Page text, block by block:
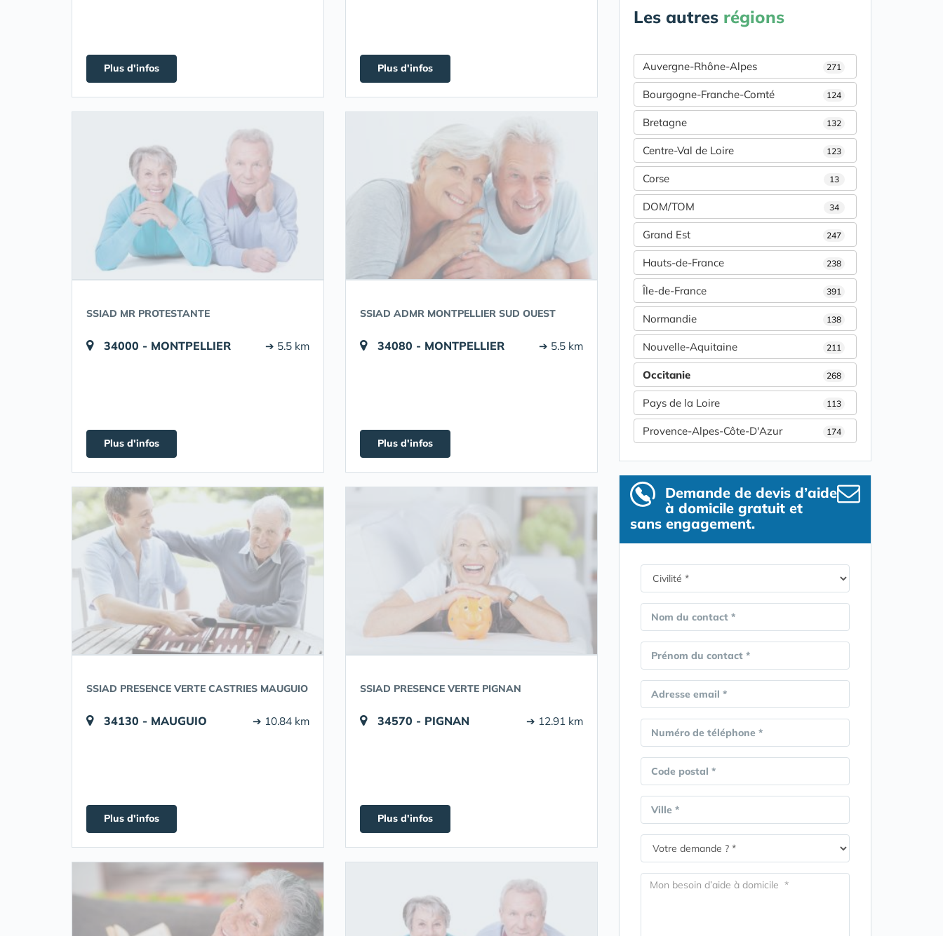
Plus d'infos Plus d'infos
SSIAD MR PROTESTANTE
34000 - MONTPELLIER ➔ 5.5 km
Plus d'infos
SSIAD ADMR MONTPELLIER SUD OUEST
34080 - MONTPELLIER ➔ 5.5 km
Plus d'infos
SSIAD PRESENCE VERTE CASTRIES MAUGUIO
34130 - MAUGUIO ➔ 10.84 km
Plus d'infos
SSIAD PRESENCE VERTE PIGNAN
34570 - PIGNAN ➔ 12.91 km
Plus d'infos
Les autres régions
Auvergne-Rhône-Alpes 271
Bourgogne-Franche-Comté 124
Bretagne 132
Centre-Val de Loire 123
Corse 13
DOM/TOM 34
Grand Est 247
Hauts-de-France 238
Île-de-France 391
Normandie 138
Nouvelle-Aquitaine 211
Occitanie 268
Pays de la Loire 113
Provence-Alpes-Côte-D'Azur 174
Demande de devis d’aide
à domicile gratuit et
sans engagement.
Nom du contact *
Prénom du contact *
Adresse email *
Numéro de téléphone *
Code postal *
Ville *